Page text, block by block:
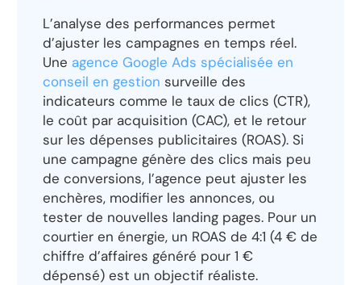
L’analyse des performances permet
d’ajuster les campagnes en temps réel.
Une agence Google Ads spécialisée en
conseil en gestion surveille des
indicateurs comme le taux de clics (CTR),
le coût par acquisition (CAC), et le retour
sur les dépenses publicitaires (ROAS). Si
une campagne génère des clics mais peu
de conversions, l’agence peut ajuster les
enchères, modifier les annonces, ou
tester de nouvelles landing pages. Pour un
courtier en énergie, un ROAS de 4:1 (4 € de
chiffre d’affaires généré pour 1 €
dépensé) est un objectif réaliste.